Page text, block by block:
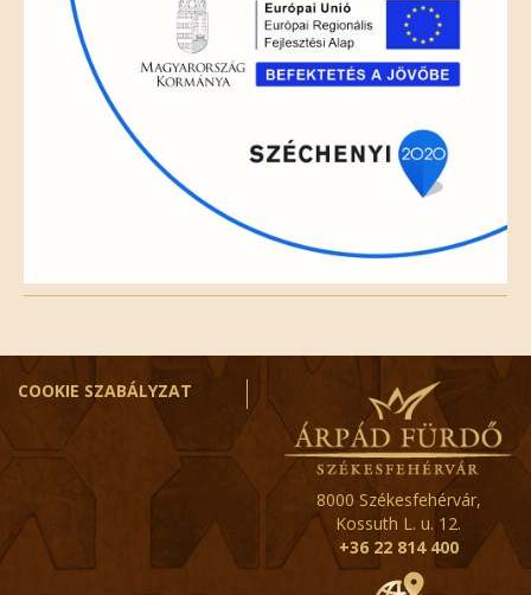
COOKIE SZABÁLYZAT
8000 Székesfehérvár,
Kossuth L. u. 12.
+36 22 814 400